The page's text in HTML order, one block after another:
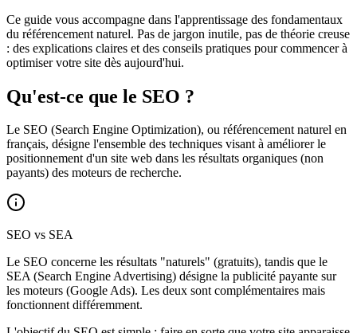
Ce guide vous accompagne dans l'apprentissage des fondamentaux
du référencement naturel. Pas de jargon inutile, pas de théorie creuse
: des explications claires et des conseils pratiques pour commencer à
optimiser votre site dès aujourd'hui.
Qu'est-ce que le SEO ?
Le SEO (Search Engine Optimization), ou référencement naturel en
français, désigne l'ensemble des techniques visant à améliorer le
positionnement d'un site web dans les résultats organiques (non
payants) des moteurs de recherche.
SEO vs SEA
Le SEO concerne les résultats "naturels" (gratuits), tandis que le
SEA (Search Engine Advertising) désigne la publicité payante sur
les moteurs (Google Ads). Les deux sont complémentaires mais
fonctionnent différemment.